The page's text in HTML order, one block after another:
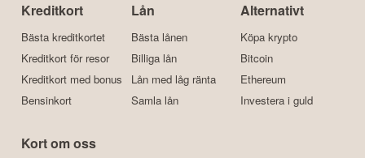
Kreditkort
Bästa kreditkortet
Kreditkort för resor
Kreditkort med bonus
Bensinkort
Lån
Bästa lånen
Billiga lån
Lån med låg ränta
Samla lån
Alternativt
Köpa krypto
Bitcoin
Ethereum
Investera i guld
Kort om oss